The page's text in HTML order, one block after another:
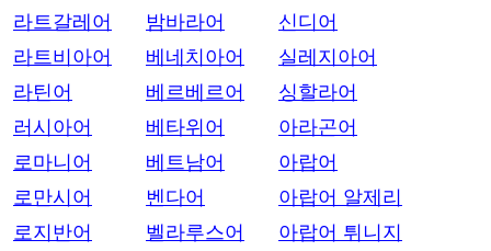
라트갈레어
라트비아어
라틴어
러시아어
로마니어
로만시어
로지반어
밤바라어
베네치아어
베르베르어
베타위어
베트남어
벤다어
벨라루스어
신디어
실레지아어
싱할라어
아라곤어
아랍어
아랍어 알제리
아랍어 튀니지